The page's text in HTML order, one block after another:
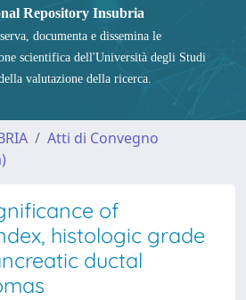
Repository Insubria
documenta e dissemina le
scientifica dell'Università degli Studi
valutazione della ricerca.
Atti di Convegno
of
histologic grade
ductal